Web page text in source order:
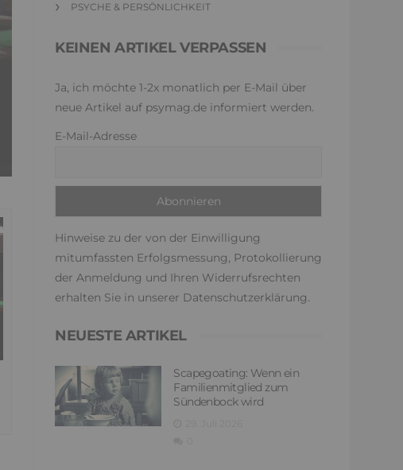
PSYCHE & PERSÖNLICHKEIT
KEINEN ARTIKEL VERPASSEN
Ja, ich möchte 1-2x monatlich per E-Mail über
neue Artikel auf psymag.de informiert werden.
E-Mail-Adresse
Hinweise zu der von der Einwilligung
mitumfassten Erfolgsmessung, Protokollierung
der Anmeldung und Ihren Widerrufsrechten
erhalten Sie in unserer Datenschutzerklärung.
NEUESTE ARTIKEL
Scapegoating: Wenn ein
Familienmitglied zum
Sündenbock wird